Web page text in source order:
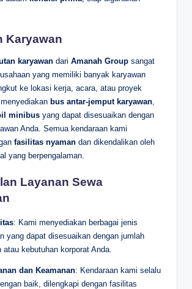
Karyawan
karyawan dari Amanah Group sangat
yang memiliki banyak karyawan
ke lokasi kerja, acara, atau proyek
bus antar-jemput karyawan
minibus yang dapat disesuaikan dengan
Anda. Semua kendaraan kami
fasilitas nyaman dan dikendalikan oleh
yang berpengalaman.
Layanan Sewa
: Kami menyediakan berbagai jenis
yang dapat disesuaikan dengan jumlah
atau kebutuhan korporat Anda.
dan Keamanan: Kendaraan kami selalu
baik, dilengkapi dengan fasilitas